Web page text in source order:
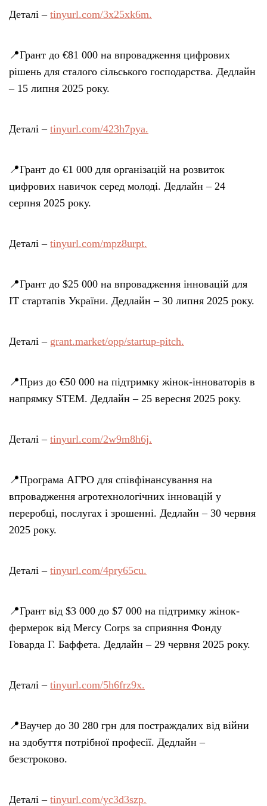
Деталі – tinyurl.com/3x25xk6m.
📍Грант до €81 000 на впровадження цифрових
рішень для сталого сільського господарства. Дедлайн
– 15 липня 2025 року.
Деталі – tinyurl.com/423h7pya.
📍Грант до €1 000 для організацій на розвиток
цифрових навичок серед молоді. Дедлайн – 24
серпня 2025 року.
Деталі – tinyurl.com/mpz8urpt.
📍Грант до $25 000 на впровадження інновацій для
IT стартапів України. Дедлайн – 30 липня 2025 року.
Деталі – grant.market/opp/startup-pitch.
📍Приз до €50 000 на підтримку жінок-інноваторів в
напрямку STEM. Дедлайн – 25 вересня 2025 року.
Деталі – tinyurl.com/2w9m8h6j.
📍Програма АГРО для співфінансування на
впровадження агротехнологічних інновацій у
переробці, послугах і зрошенні. Дедлайн – 30 червня
2025 року.
Деталі – tinyurl.com/4pry65cu.
📍Грант від $3 000 до $7 000 на підтримку жінок-
фермерок від Mercy Corps за сприяння Фонду
Говарда Г. Баффета. Дедлайн – 29 червня 2025 року.
Деталі – tinyurl.com/5h6frz9x.
📍Ваучер до 30 280 грн для постраждалих від війни
на здобуття потрібної професії. Дедлайн –
безстроково.
Деталі – tinyurl.com/yc3d3szp.